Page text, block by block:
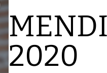
2020